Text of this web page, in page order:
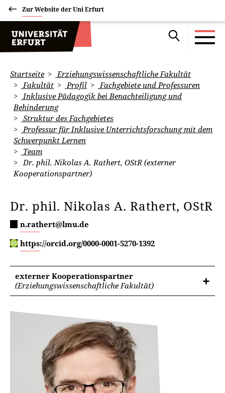
Zur Website der Uni Erfurt
Startseite
Erziehungswissenschaftliche Fakultät
Fakultät
Profil
Fachgebiete und Professuren
Inklusive Pädagogik bei Benachteiligung und
Behinderung
Struktur des Fachgebietes
Professur für Inklusive Unterrichtsforschung mit dem
Schwerpunkt Lernen
Team
Dr. phil. Nikolas A. Rathert, OStR (externer
Kooperationspartner)
Dr. phil. Nikolas A. Rathert, OStR
n.rathert@lmu.de
https://orcid.org/0000-0001-5270-1392
externer Kooperationspartner
(Erziehungswissenschaftliche Fakultät)